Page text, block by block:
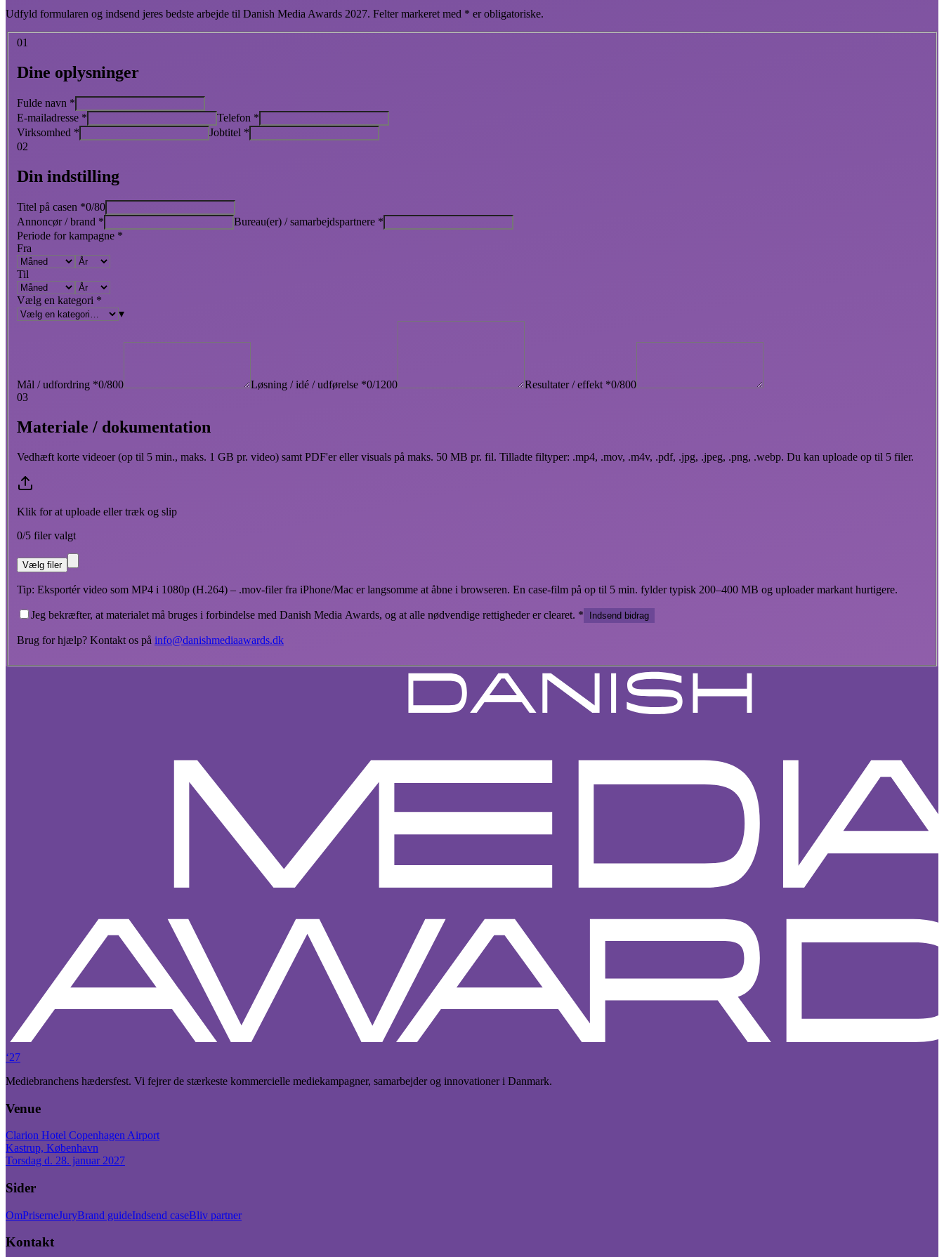
Udfyld formularen og indsend jeres bedste arbejde til Danish Media Awards 2027. Felter markeret med * er obligatoriske.
01
Dine oplysninger
Fulde navn *
E-mailadresse * Telefon *
Virksomhed * Jobtitel *
02
Din indstilling
Titel på casen *0/80
Annoncør / brand * Bureau(er) / samarbejdspartnere *
Periode for kampagne *
Fra
Til
Vælg en kategori *
▾
Mål / udfordring *0/800 Løsning / idé / udførelse *0/1200 Resultater / effekt *0/800
03
Materiale / dokumentation
Vedhæft korte videoer (op til 5 min., maks. 1 GB pr. video) samt PDF'er eller visuals på maks. 50 MB pr. fil. Tilladte filtyper: .mp4, .mov, .m4v, .pdf, .jpg, .jpeg, .png, .webp. Du kan uploade op til 5 filer.
Klik for at uploade eller træk og slip
0/5 filer valgt
Vælg filer
Tip: Eksportér video som MP4 i 1080p (H.264) – .mov-filer fra iPhone/Mac er langsomme at åbne i browseren. En case-film på op til 5 min. fylder typisk 200–400 MB og uploader markant hurtigere.
Jeg bekræfter, at materialet må bruges i forbindelse med Danish Media Awards, og at alle nødvendige rettigheder er clearet. * Indsend bidrag
Brug for hjælp? Kontakt os på info@danishmediaawards.dk
‘27
Mediebranchens hædersfest. Vi fejrer de stærkeste kommercielle mediekampagner, samarbejder og innovationer i Danmark.
Venue
Clarion Hotel Copenhagen Airport
Kastrup, København
Torsdag d. 28. januar 2027
Sider
OmPriserneJuryBrand guideIndsend caseBliv partner
Kontakt